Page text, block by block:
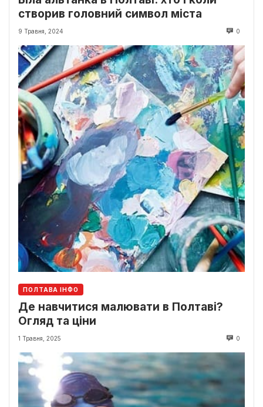
створив головний символ міста
9 Травня, 2024 0
ПОЛТАВА ІНФО
Де навчитися малювати в Полтаві?
Огляд та ціни
1 Травня, 2025 0